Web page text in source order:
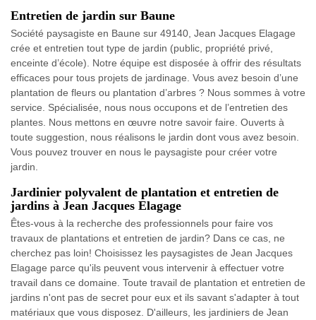
Entretien de jardin sur Baune
Société paysagiste en Baune sur 49140, Jean Jacques Elagage
crée et entretien tout type de jardin (public, propriété privé,
enceinte d’école). Notre équipe est disposée à offrir des résultats
efficaces pour tous projets de jardinage. Vous avez besoin d’une
plantation de fleurs ou plantation d’arbres ? Nous sommes à votre
service. Spécialisée, nous nous occupons et de l’entretien des
plantes. Nous mettons en œuvre notre savoir faire. Ouverts à
toute suggestion, nous réalisons le jardin dont vous avez besoin.
Vous pouvez trouver en nous le paysagiste pour créer votre
jardin.
Jardinier polyvalent de plantation et entretien de
jardins à Jean Jacques Elagage
Êtes-vous à la recherche des professionnels pour faire vos
travaux de plantations et entretien de jardin? Dans ce cas, ne
cherchez pas loin! Choisissez les paysagistes de Jean Jacques
Elagage parce qu'ils peuvent vous intervenir à effectuer votre
travail dans ce domaine. Toute travail de plantation et entretien de
jardins n'ont pas de secret pour eux et ils savant s'adapter à tout
matériaux que vous disposez. D'ailleurs, les jardiniers de Jean